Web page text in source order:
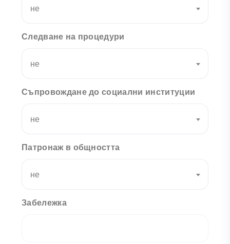
не
Следване на процедури
не
Съпровождане до социални институции
не
Патронаж в общността
не
Забележка